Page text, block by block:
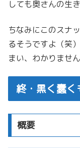
しても奥さんの生
ちなみにこのスナ
るそうですよ（笑
まい、わかりません
終・黒く蠢
概要